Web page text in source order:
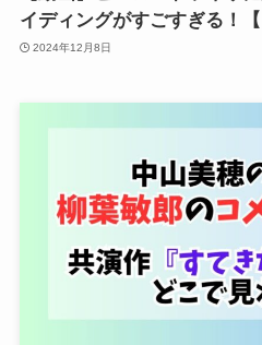
イディングがすごすぎる！
2024年12月8日